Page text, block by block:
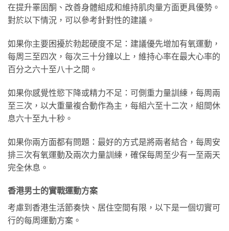
在提升睪固酮、改善身體組成和維持肌肉量方面更具優勢。
對於以下情況，可以參考針對性的建議。
如果你主要困擾於勃起硬度不足：建議優先增加有氧運動，
每周三至四次，每次三十分鐘以上，維持心率在最大心率的
百分之六十至八十之間。
如果你感覺性慾下降或精力不足：可側重力量訓練，每周兩
至三次，以大重量複合動作為主，每組六至十二次，組間休
息六十至九十秒。
如果你兩方面都有問題：最好的方式是將兩者結合，每周安
排三次有氧運動及兩次力量訓練，確保每周至少有一至兩天
完全休息。
香港男士的實戰運動方案
考慮到香港生活節奏快、居住空間有限，以下是一個切實可
行的每周運動方案。